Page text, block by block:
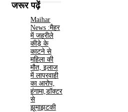
जरूर पढ़ें
Maihar
News :मैहर
में जहरीले
कीड़े के
काटने से
महिला की
मौत, इलाज
में लापरवाही
का आरोप,
हंगामा,डॉक्टर
से
झूमाझटकी